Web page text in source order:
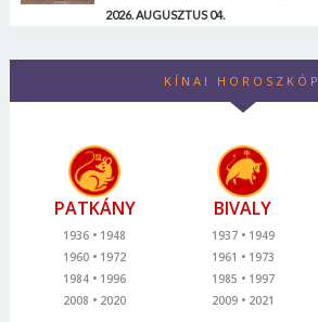
2026. AUGUSZTUS 04.
KÍNAI HOROSZKÓP
PATKÁNY
1936
1948
1960
1972
1984
1996
2008
2020
BIVALY
1937
1949
1961
1973
1985
1997
2009
2021